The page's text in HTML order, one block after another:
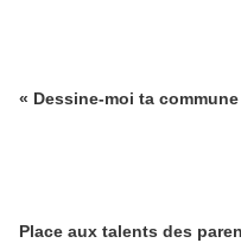
« Dessine-moi ta commune
Place aux talents des